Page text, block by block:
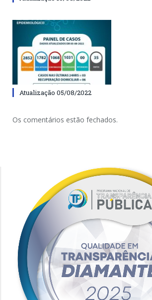
Atualização 05/08/2022
Os comentários estão fechados.